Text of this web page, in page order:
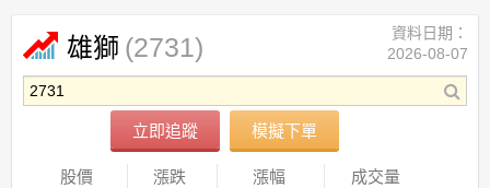
雄獅 (2731)
立即追蹤 模擬下單
資料日期：
2026-08-07
股價
漲跌
漲幅
成交量